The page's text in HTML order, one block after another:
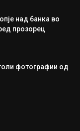
над банка во
прозорец
фотографии од